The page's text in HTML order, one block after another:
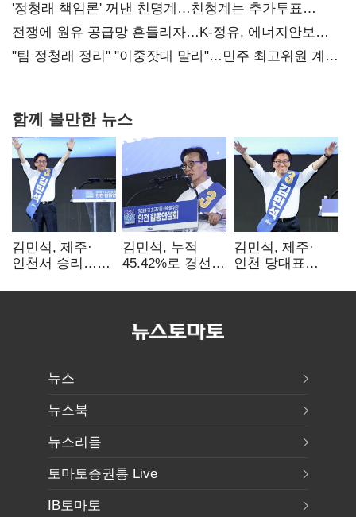
사과부터"
'정청래 책임론' 꺼낸 친명계…친청계는 추가투표
때리기
전쟁에 원유 공급망 흔들리자…K-정유, 에너지안보
핵심으로 재부상
"팀 정청래 정리" "이중잣대 말라"…민주 최고위원 계파
함께 볼만한 뉴스
김민석, 제주·
인천서 승리…
탈환'(종합)
김민석, 누적
45.42%로 경선
격차
김민석, 제주·
인천 당대표
뉴스
뉴스북
뉴스리듬
토마토증권통 Live
IB토마토